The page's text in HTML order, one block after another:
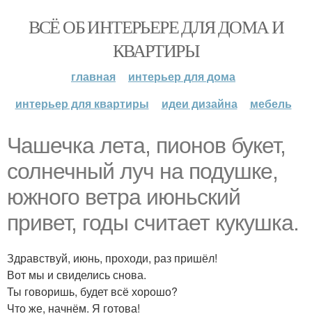
ВСЁ ОБ ИНТЕРЬЕРЕ ДЛЯ ДОМА И
КВАРТИРЫ
главная
интерьер для дома
интерьер для квартиры
идеи дизайна мебель
Чашечка лета, пионов букет,
солнечный луч на подушке,
южного ветра июньский
привет, годы считает кукушка.
Здравствуй, июнь, проходи, раз пришёл!
Вот мы и свиделись снова.
Ты говоришь, будет всё хорошо?
Что же, начнём. Я готова!